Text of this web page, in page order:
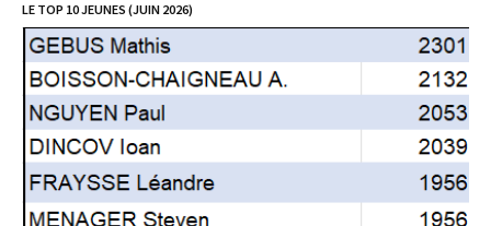
LE TOP 10 JEUNES (JUIN 2026)